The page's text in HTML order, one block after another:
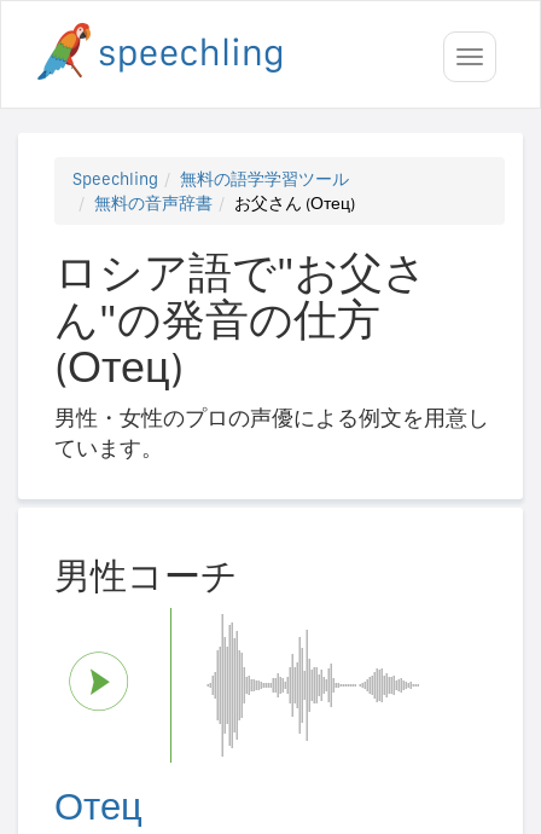
Toggle
Speechling
無料の語学学習ツール
無料の音声辞書
お父さん (Отец)
ロシア語で"お父さ
ん"の発音の仕方
(Отец)
男性・女性のプロの声優による例文を用意し
ています。
男性コーチ
Отец